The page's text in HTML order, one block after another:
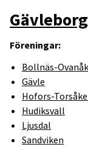
Föreningar:
Bollnäs-
Gävle
Hofors-
Hudiksvall
Ljusdal
Sandviken